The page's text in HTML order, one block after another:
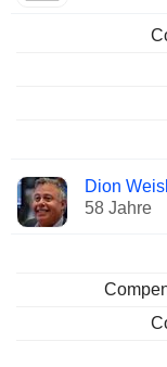
Dion
58 Jahre